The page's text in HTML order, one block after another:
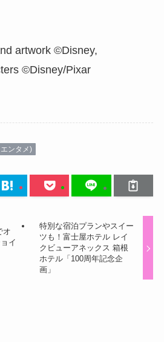
artwork ©Disney,
©Disney/Pixar
ンタメ)
オ
イ
特別な宿泊プランやスイー
ツも！富士屋ホテル レイ
クビューアネックス 箱根
ホテル「100周年記念企
画」